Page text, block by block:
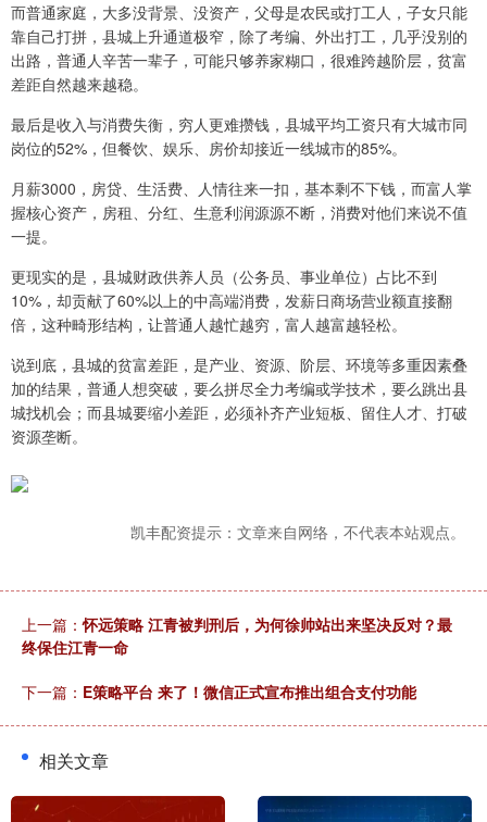
而普通家庭，大多没背景、没资产，父母是农民或打工人，子女只能
靠自己打拼，县城上升通道极窄，除了考编、外出打工，几乎没别的
出路，普通人辛苦一辈子，可能只够养家糊口，很难跨越阶层，贫富
差距自然越来越稳。
最后是收入与消费失衡，穷人更难攒钱，县城平均工资只有大城市同
岗位的52%，但餐饮、娱乐、房价却接近一线城市的85%。
月薪3000，房贷、生活费、人情往来一扣，基本剩不下钱，而富人掌
握核心资产，房租、分红、生意利润源源不断，消费对他们来说不值
一提。
更现实的是，县城财政供养人员（公务员、事业单位）占比不到
10%，却贡献了60%以上的中高端消费，发薪日商场营业额直接翻
倍，这种畸形结构，让普通人越忙越穷，富人越富越轻松。
说到底，县城的贫富差距，是产业、资源、阶层、环境等多重因素叠
加的结果，普通人想突破，要么拼尽全力考编或学技术，要么跳出县
城找机会；而县城要缩小差距，必须补齐产业短板、留住人才、打破
资源垄断。
凯丰配资提示：文章来自网络，不代表本站观点。
上一篇：怀远策略 江青被判刑后，为何徐帅站出来坚决反对？最
终保住江青一命
下一篇： E策略平台 来了！微信正式宣布推出组合支付功能
相关文章